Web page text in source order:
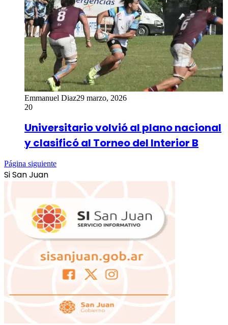
Emmanuel Diaz29 marzo, 2026
20
Universitario volvió al plano nacional
y clasificó al Torneo del Interior B
Página siguiente
Si San Juan